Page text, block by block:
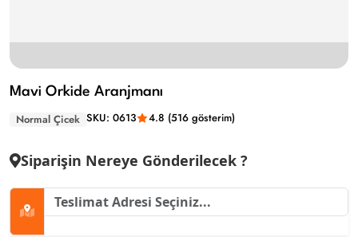
Mavi Orkide Aranjmanı
Normal Çicek SKU: 0613 4.8 (516 gösterim)
Siparişin Nereye Gönderilecek ?